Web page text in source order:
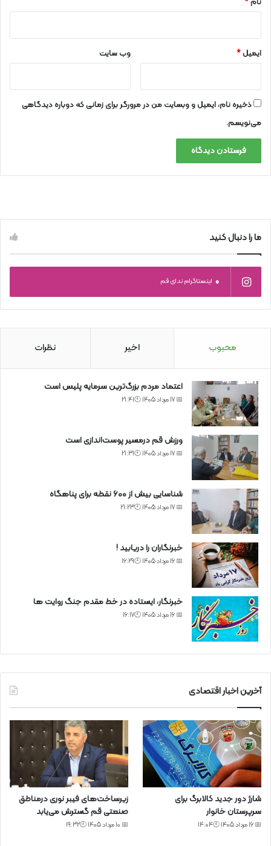
نام *
ایمیل* وب‌ سایت
ذخیره نام، ایمیل و وبسایت من در مرورگر برای زمانی که دوباره دیدگاهی
می‌نویسم.
ما را دنبال کنید
0 اینستاگرام ندای قم
محبوب اخیر نظرات
اعتماد مردم بزرگ‌ترین سرمایه پلیس است
📅 17 مرداد 1405 🕙21:41
ورزش قم درمسیر پوست‌اندازی است
📅 17 مرداد 1405 🕙21:31
شناسایی بیش از ۶۰۰ نقطه برای پناهگاه
📅 17 مرداد 1405 🕙21:23
خبرنگاران را دریابید !
📅 16 مرداد 1405 🕙16:29
خبرنگار، ایستاده در خط مقدم جنگ روایت ها
📅 16 مرداد 1405 🕙16:17
آخرین اخبار اقتصادی
شارژ دور جدید کالابرگ برای
سرپرستان خانوار
📅 16 مرداد 1405 🕙14:04
زیرساخت‌های فیبر نوری درمناطق
صنعتی قم گسترش می‌یابد
📅 10 مرداد 1405 🕙19:32